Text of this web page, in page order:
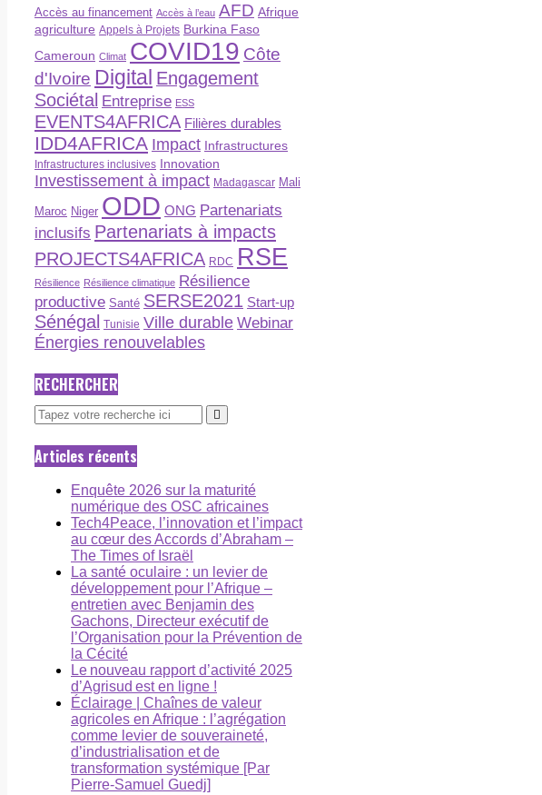
Accès au financement Accès à l’eau AFD Afrique
agriculture Appels à Projets Burkina Faso
Cameroun Climat COVID19 Côte
d'Ivoire Digital Engagement
Sociétal Entreprise ESS
EVENTS4AFRICA Filières durables
IDD4AFRICA Impact Infrastructures
Infrastructures inclusives Innovation
Investissement à impact Madagascar Mali
Maroc Niger ODD ONG Partenariats
inclusifs Partenariats à impacts
PROJECTS4AFRICA RDC RSE
Résilience Résilience climatique Résilience
productive Santé SERSE2021 Start-up
Sénégal Tunisie Ville durable Webinar
Énergies renouvelables
RECHERCHER
Articles récents
Enquête 2026 sur la maturité
numérique des OSC africaines
Tech4Peace, l’innovation et l’impact
au cœur des Accords d’Abraham –
The Times of Israël
La santé oculaire : un levier de
développement pour l’Afrique –
entretien avec Benjamin des
Gachons, Directeur exécutif de
l’Organisation pour la Prévention de
la Cécité
Le nouveau rapport d’activité 2025
d’Agrisud est en ligne !
Éclairage | Chaînes de valeur
agricoles en Afrique : l’agrégation
comme levier de souveraineté,
d’industrialisation et de
transformation systémique [Par
Pierre-Samuel Guedj]